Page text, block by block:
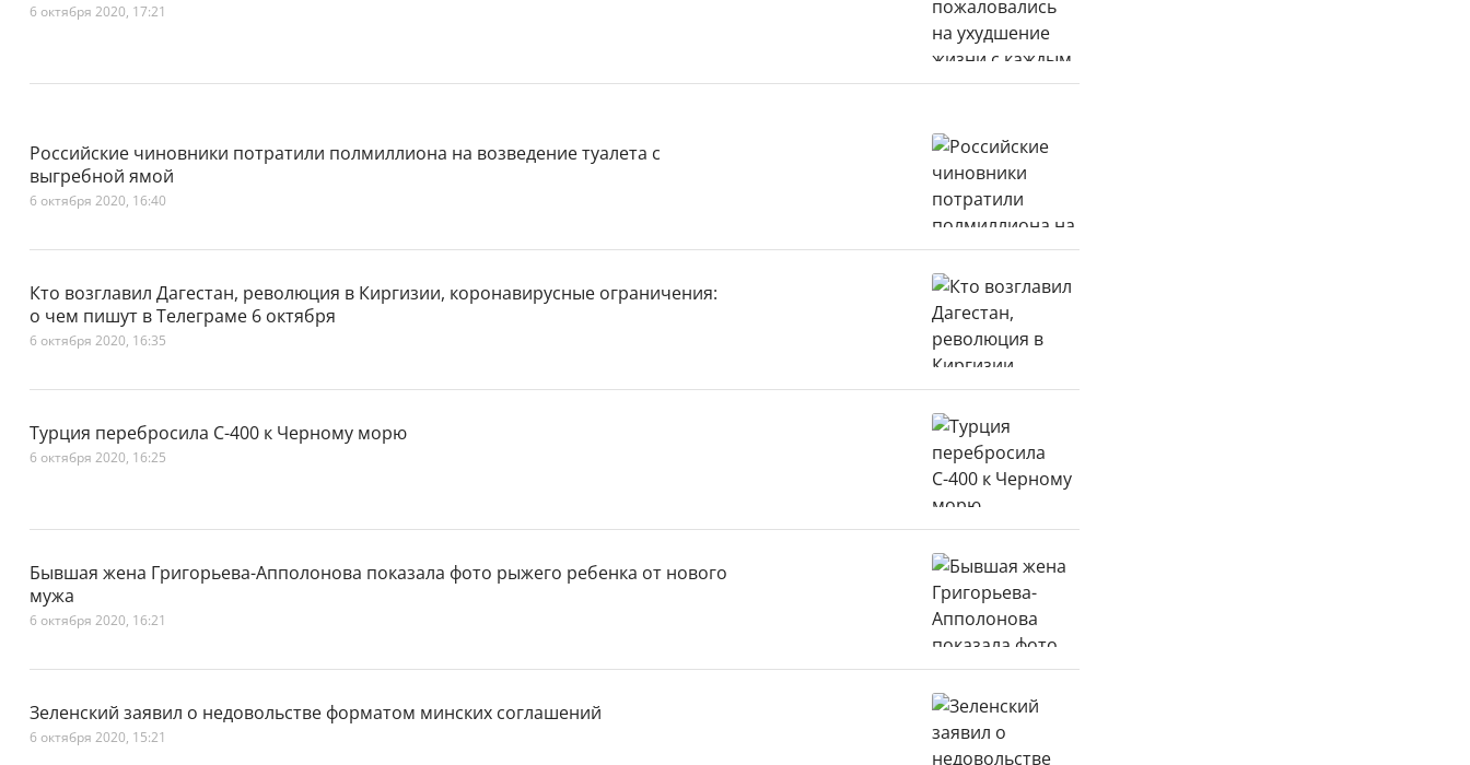
6 октября 2020, 17:21
Российские чиновники потратили полмиллиона на возведение туалета с
выгребной ямой
6 октября 2020, 16:40
Кто возглавил Дагестан, революция в Киргизии, коронавирусные ограничения:
о чем пишут в Телеграме 6 октября
6 октября 2020, 16:35
Турция перебросила С-400 к Черному морю
6 октября 2020, 16:25
Бывшая жена Григорьева-Апполонова показала фото рыжего ребенка от нового
мужа
6 октября 2020, 16:21
Зеленский заявил о недовольстве форматом минских соглашений
6 октября 2020, 15:21